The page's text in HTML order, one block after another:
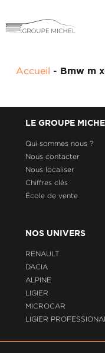
DACIA
LIGIER
MICROCAR
LIGIER
GROUPE
ACADÉMIE
HISTORIQUE
DU
MICHEL
Accueil - Bmw m
LE GROUPE
Qui sommes nous ?
Nous contacter
Nous localiser
Chiffres clés
École de vente
NOS UNIVERS
RENAULT
DACIA
ALPINE
LIGIER
MICROCAR
LIGIER PROFESSIONAL